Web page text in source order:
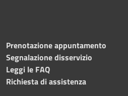
Prenotazione appuntamento
Segnalazione disservizio
Leggi le FAQ
Richiesta di assistenza